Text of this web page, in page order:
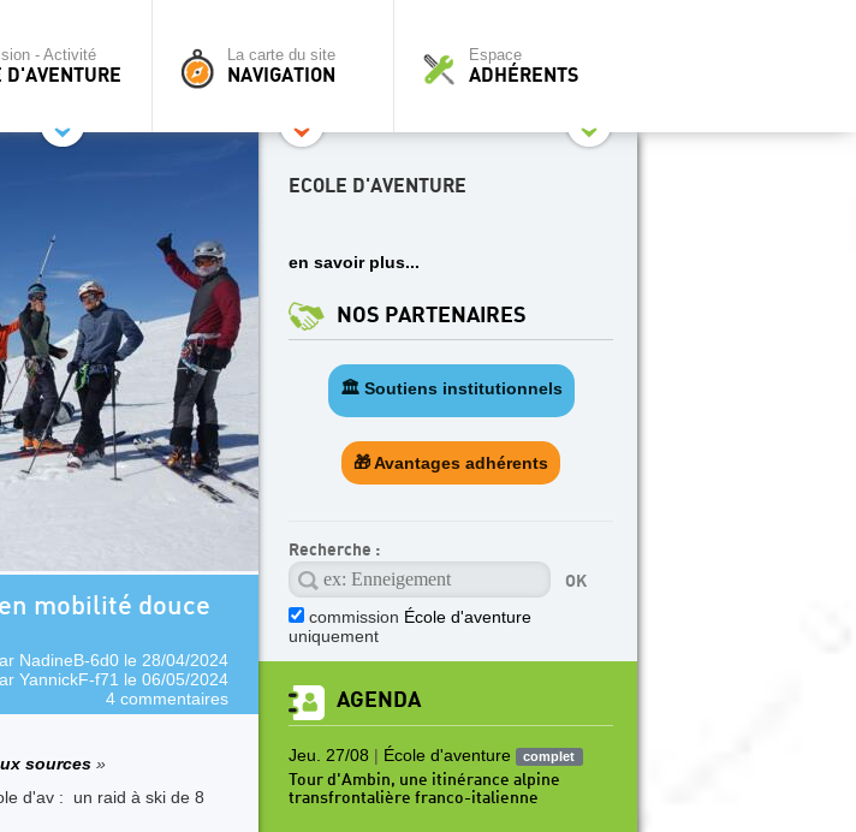
- Activité
D'AVENTURE
La carte du site
NAVIGATION
Espace
ADHÉRENTS
mobilité douce
NadineB-6d0 le 28/04/2024
YannickF-f71 le 06/05/2024
4 commentaires
sources »
d'av : un raid à ski de 8
ECOLE D'AVENTURE
en savoir plus...
NOS PARTENAIRES
🏛️ Soutiens institutionnels
🎁 Avantages adhérents
Recherche :
commission École d'aventure
uniquement
AGENDA
Jeu. 27/08 | École d'aventure complet
Tour d'Ambin, une itinérance alpine
transfrontalière franco-italienne